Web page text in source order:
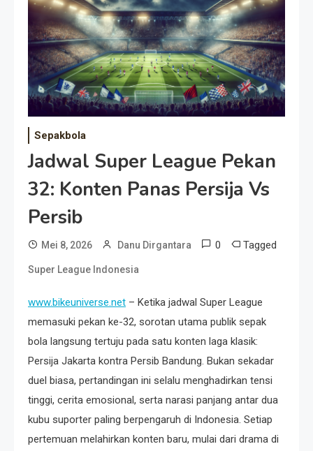
Event Besar
Sepakbola
Jadwal Super League Pekan
32: Konten Panas Persija Vs
Persib
Mei 8, 2026 Danu Dirgantara 0 Tagged
Super League Indonesia
www.bikeuniverse.net – Ketika jadwal Super League
memasuki pekan ke-32, sorotan utama publik sepak
bola langsung tertuju pada satu konten laga klasik:
Persija Jakarta kontra Persib Bandung. Bukan sekadar
duel biasa, pertandingan ini selalu menghadirkan tensi
tinggi, cerita emosional, serta narasi panjang antar dua
kubu suporter paling berpengaruh di Indonesia. Setiap
pertemuan melahirkan konten baru, mulai dari drama di